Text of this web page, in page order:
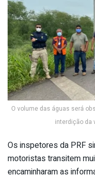
O volume das águas será
interdição da
Os inspetores da PRF
motoristas transitem
encaminharam as